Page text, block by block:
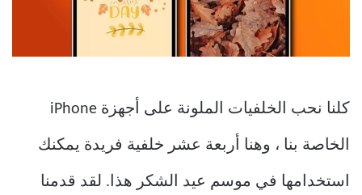
كلنا نحب الخلفيات الملونة على أجهزة iPhone
الخاصة بنا ، وهنا أربعة عشر خلفية فريدة يمكنك
استخدامها في موسم عيد الشكر هذا. لقد قدمنا